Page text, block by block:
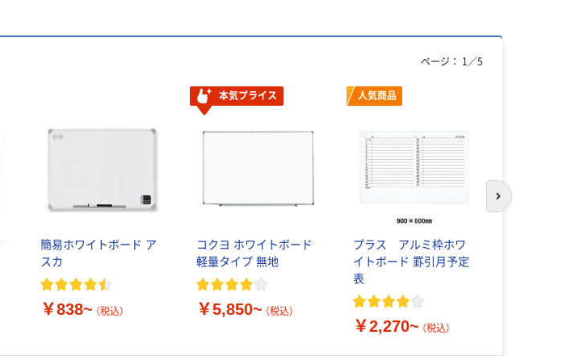
簡易ホワイトボード ア
スカ
￥838~ （税込）
本気プライス
コクヨ ホワイトボード
軽量タイプ 無地
￥5,850~ （税込）
人気商品
プラス アルミ枠ホワ
イトボード 罫引月予定
表
￥2,270~ （税込）
ページ： 1 ／5
次のスライド